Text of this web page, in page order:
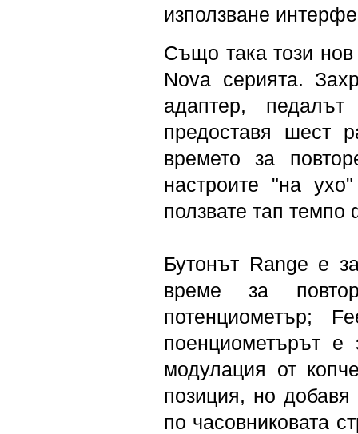
използване
Също така този нов
Nova серията.
адаптер,
предоставя шест
времето за
настроите "на
ползвате тап темпо
Бутонът Range е
време за
потенциометър;
поенциометърът
модулация от
позиция, но добавя
по часовниковата